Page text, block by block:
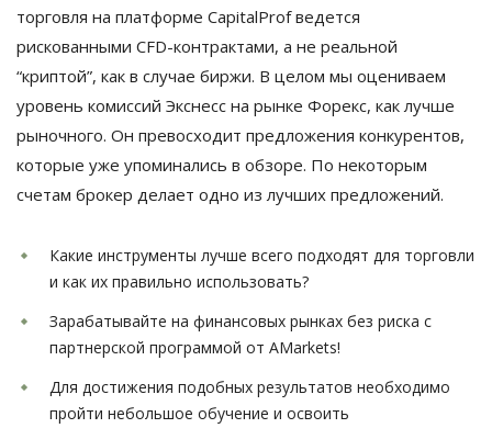
торговля на платформе CapitalProf ведется
рискованными CFD-контрактами, а не реальной
“криптой”, как в случае биржи. В целом мы оцениваем
уровень комиссий Экснесс на рынке Форекс, как лучше
рыночного. Он превосходит предложения конкурентов,
которые уже упоминались в обзоре. По некоторым
счетам брокер делает одно из лучших предложений.
Какие инструменты лучше всего подходят для торговли
и как их правильно использовать?
Зарабатывайте на финансовых рынках без риска с
партнерской программой от AMarkets!
Для достижения подобных результатов необходимо
пройти небольшое обучение и освоить